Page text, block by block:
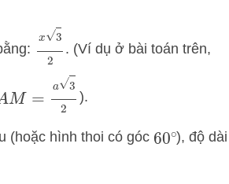
x32
. (Ví dụ ở bài toán trên,
2
).
(hoặc hình thoi có góc 60∘), độ dài